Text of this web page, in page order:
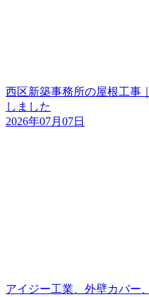
西区新築事務所の屋根工事
しました
2026年07月07日
アイジー工業、外壁カバー